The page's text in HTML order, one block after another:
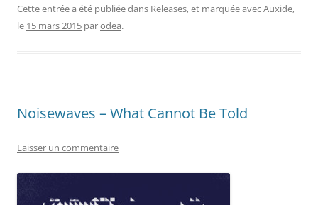
Cette entrée a été publiée dans Releases, et marquée avecAuxide,
le 15 mars 2015 parodea.
Noisewaves – What Cannot Be Told
Laisser un commentaire